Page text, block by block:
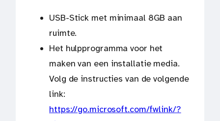
USB-Stick met minimaal 8GB aan
ruimte.
Het hulpprogramma voor het
maken van een installatie media.
Volg de instructies van de volgende
link:
https://go.microsoft.com/fwlink/?